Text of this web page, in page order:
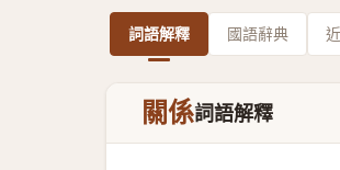
詞語解釋 國語辭典
關係詞語解釋